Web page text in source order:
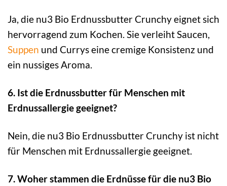
Ja, die nu3 Bio Erdnussbutter Crunchy eignet sich
hervorragend zum Kochen. Sie verleiht Saucen,
Suppen und Currys eine cremige Konsistenz und
ein nussiges Aroma.
6. Ist die Erdnussbutter für Menschen mit
Erdnussallergie geeignet?
Nein, die nu3 Bio Erdnussbutter Crunchy ist nicht
für Menschen mit Erdnussallergie geeignet.
7. Woher stammen die Erdnüsse für die nu3 Bio